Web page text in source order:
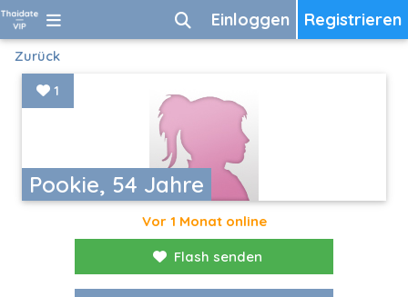
Registrieren
Einloggen
Zurück
Pookie, 54 Jahre
1
Vor 1 Monat online
Flash senden